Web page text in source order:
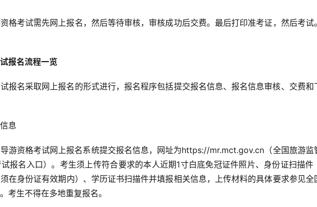
格考试需先网上报名，然后等待审核，审核成功后交费。最后打印准考证，然后考试
报名流程一览
名采取网上报名的形式进行，报名程序包括提交报名信息、报名信息审核、交费和
息
资格考试网上报名系统提交报名信息，网址为https://mr.mct.gov.cn（全国旅游监
报名入口）。考生须上传符合要求的本人近期1寸白底免冠证件照片、身份证扫描件
在身份证有效期内）、学历证书扫描件并填报相关信息，上传材料的具体要求参见全
考生不得在多地重复报名。